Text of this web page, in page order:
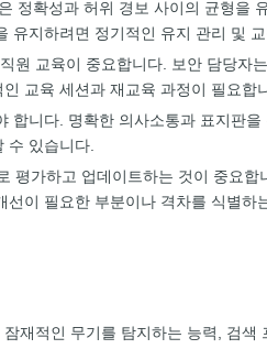
정확성과 허위 경보 사이의 균형을
지하려면 정기적인 유지 관리 및
원 교육이 중요합니다. 보안 담당
교육 세션과 재교육 과정이 필요합
니다. 명확한 의사소통과 표지판
수 있습니다.
가하고 업데이트하는 것이 중요
이 필요한 부분이나 격차를 식별하
재적인 무기를 탐지하는 능력, 검